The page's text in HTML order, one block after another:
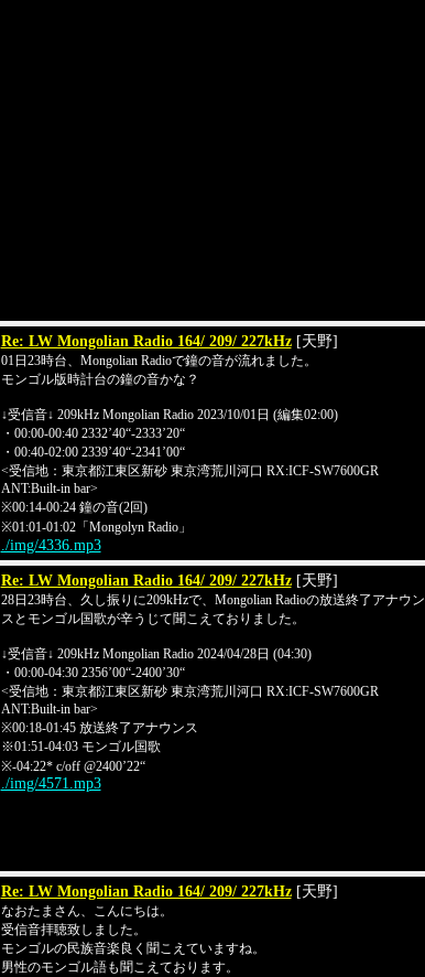
Re: LW Mongolian Radio 164/ 209/ 227kHz [天野]
01日23時台、Mongolian Radioで鐘の音が流れました。
モンゴル版時計台の鐘の音かな？
↓受信音↓ 209kHz Mongolian Radio 2023/10/01日 (編集02:00)
・00:00-00:40 2332’40“-2333’20“
・00:40-02:00 2339’40“-2341’00“
<受信地：東京都江東区新砂 東京湾荒川河口 RX:ICF-SW7600GR
ANT:Built-in bar>
※00:14-00:24 鐘の音(2回)
※01:01-01:02「Mongolyn Radio」
./img/4336.mp3
Re: LW Mongolian Radio 164/ 209/ 227kHz [天野]
28日23時台、久し振りに209kHzで、Mongolian Radioの放送終了アナウン
スとモンゴル国歌が辛うじて聞こえておりました。
↓受信音↓ 209kHz Mongolian Radio 2024/04/28日 (04:30)
・00:00-04:30 2356’00“-2400’30“
<受信地：東京都江東区新砂 東京湾荒川河口 RX:ICF-SW7600GR
ANT:Built-in bar>
※00:18-01:45 放送終了アナウンス
※01:51-04:03 モンゴル国歌
※-04:22* c/off @2400’22“
./img/4571.mp3
Re: LW Mongolian Radio 164/ 209/ 227kHz [天野]
なおたまさん、こんにちは。
受信音拝聴致しました。
モンゴルの民族音楽良く聞こえていますね。
男性のモンゴル語も聞こえております。